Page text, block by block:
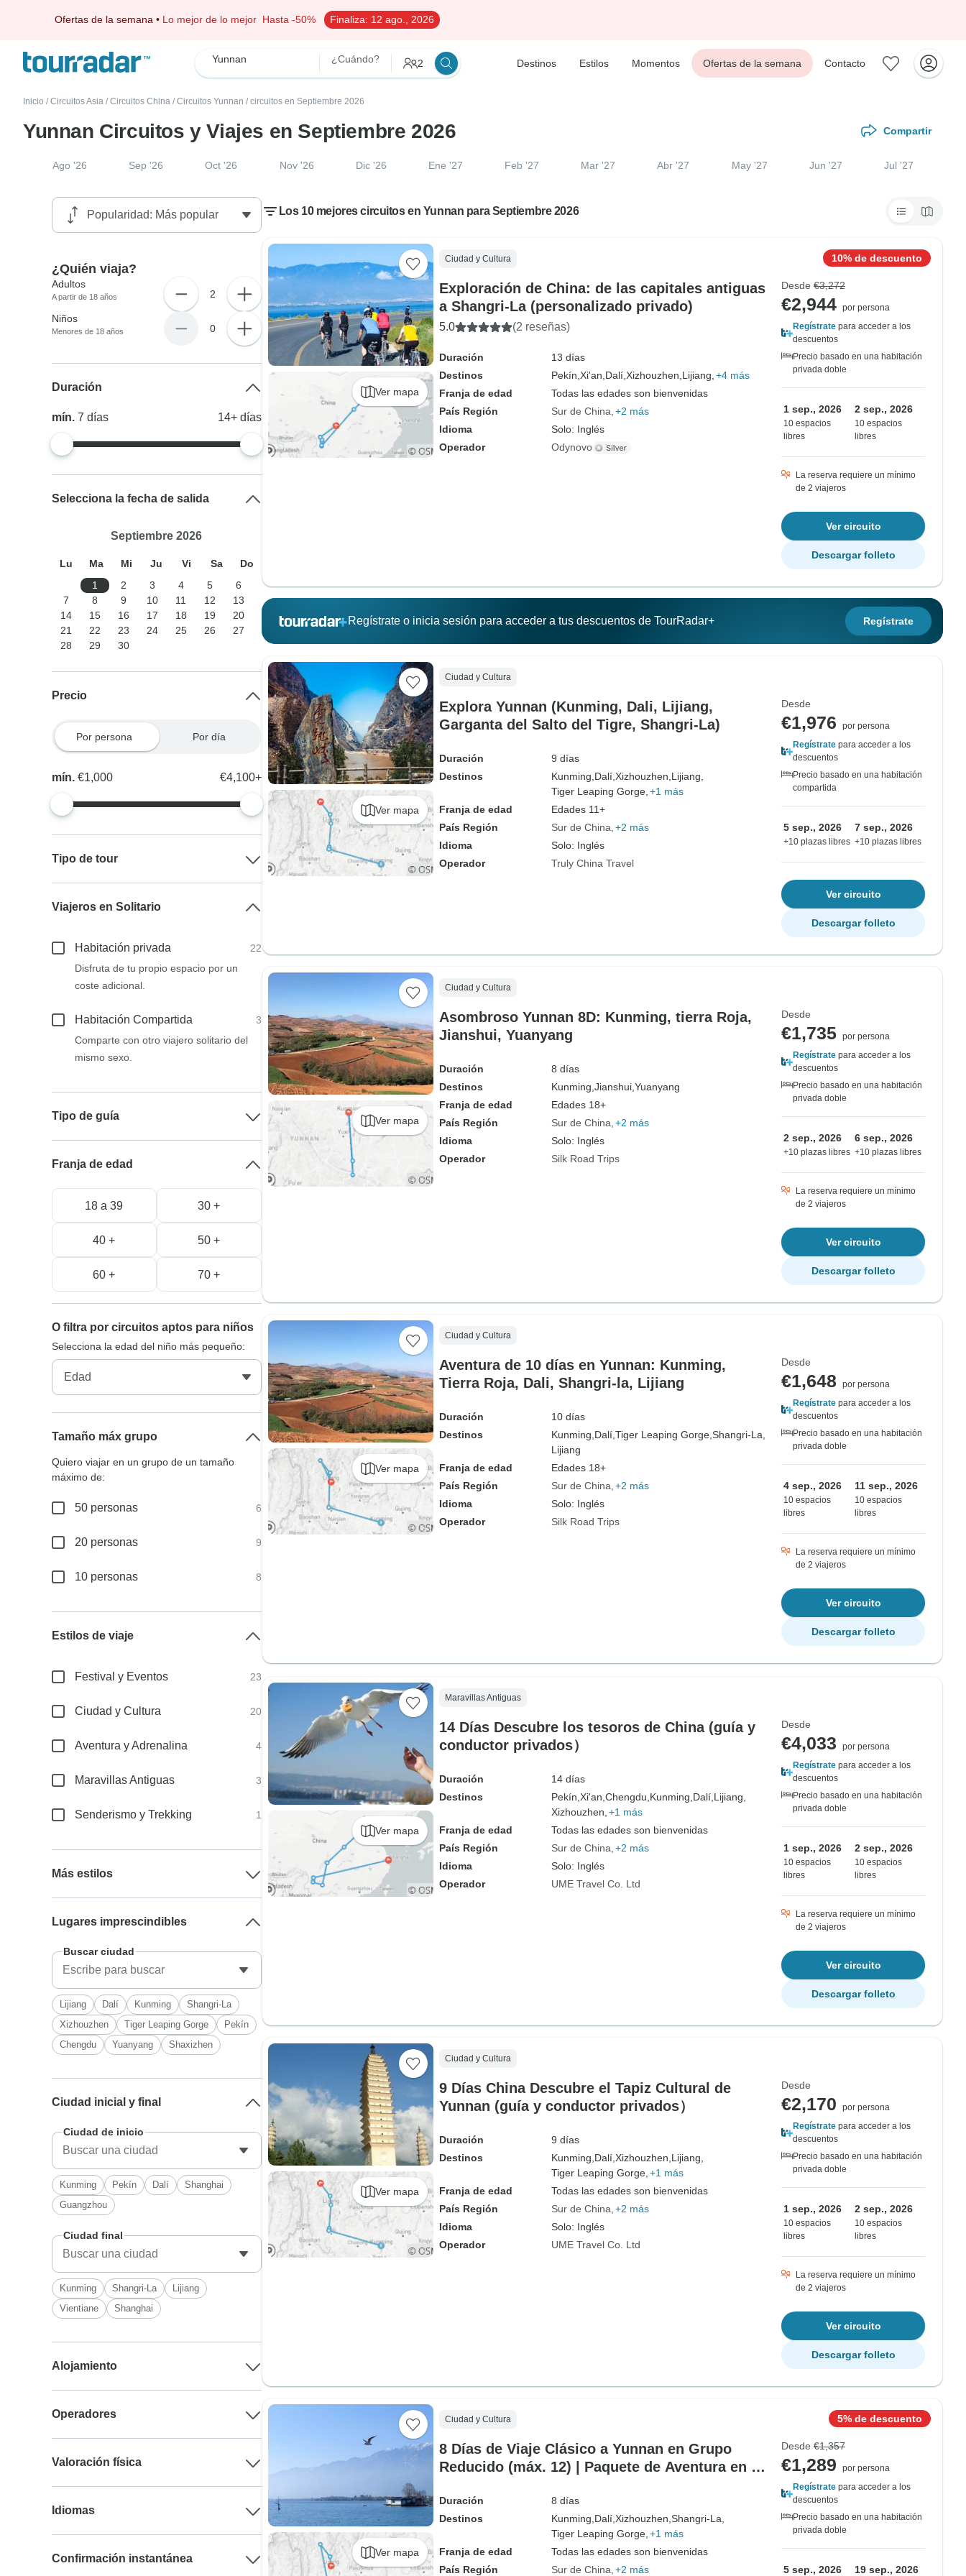
Ofertas de la semana • Lo mejor de lo mejor Hasta -50% Finaliza: 12 ago., 2026
Yunnan ¿Cuándo? 2 Destinos Estilos Momentos Ofertas de la semana Contacto
Inicio / Circuitos Asia / Circuitos China / Circuitos Yunnan / circuitos en Septiembre 2026
Yunnan Circuitos y Viajes en Septiembre 2026 Compartir
Ago '26 Sep '26 Oct '26 Nov '26 Dic '26 Ene '27 Feb '27 Mar '27 Abr '27 May '27 Jun '27 Jul '27
Los 10 mejores circuitos en Yunnan para Septiembre 2026
Ver mapa
Ciudad y Cultura
Exploración de China: de las capitales antiguas
a Shangri-La (personalizado privado)
5.0 (2 reseñas)
Duración
13 días
Destinos
Pekín, Xi'an, Dalí, Xizhouzhen, Lijiang, +4 más
Franja de edad
Todas las edades son bienvenidas
País Región
Sur de China +2 más
Idioma
Solo: Inglés
Operador
Odynovo
10% de descuento
Desde €3,272
€2,944 por persona
Regístrate para acceder a los
descuentos
Precio basado en una habitación
privada doble
1 sep., 2026
10 espacios
libres
2 sep., 2026
10 espacios
libres
La reserva requiere un mínimo
de 2 viajeros
Ver circuito
Descargar folleto
Regístrate o inicia sesión para acceder a tus descuentos de TourRadar+ Regístrate
Ver mapa
Ciudad y Cultura
Explora Yunnan (Kunming, Dali, Lijiang,
Garganta del Salto del Tigre, Shangri-La)
Duración
9 días
Destinos
Kunming, Dalí, Xizhouzhen, Lijiang,
Tiger Leaping Gorge, +1 más
Franja de edad
Edades 11+
País Región
Sur de China +2 más
Idioma
Solo: Inglés
Operador
Truly China Travel
Desde
€1,976
por persona
Regístrate para acceder a los
descuentos
Precio basado en una habitación
compartida
5 sep., 2026
+10 plazas libres
7 sep., 2026
+10 plazas libres
Ver circuito
Descargar folleto
Ver mapa
Ciudad y Cultura
Asombroso Yunnan 8D: Kunming, tierra Roja,
Jianshui, Yuanyang
Duración
8 días
Destinos
Kunming, Jianshui, Yuanyang
Franja de edad
Edades 18+
País Región
Sur de China +2 más
Idioma
Solo: Inglés
Operador
Silk Road Trips
Desde
€1,735 por persona
Regístrate para acceder a los
descuentos
Precio basado en una habitación
privada doble
2 sep., 2026
+10 plazas libres
6 sep., 2026
+10 plazas libres
La reserva requiere un mínimo
de 2 viajeros
Ver circuito
Descargar folleto
Ver mapa
Ciudad y Cultura
Aventura de 10 días en Yunnan: Kunming,
Tierra Roja, Dali, Shangri-la, Lijiang
Duración
10 días
Destinos
Kunming, Dalí, Tiger Leaping Gorge, Shangri-La,
Lijiang
Franja de edad
Edades 18+
País Región
Sur de China +2 más
Idioma
Solo: Inglés
Operador
Silk Road Trips
Desde
€1,648
por persona
Regístrate para acceder a los
descuentos
Precio basado en una habitación
privada doble
4 sep., 2026
10 espacios
libres
11 sep., 2026
10 espacios
libres
La reserva requiere un mínimo
de 2 viajeros
Ver circuito
Descargar folleto
Ver mapa
Maravillas Antiguas
14 Días Descubre los tesoros de China (guía y
conductor privados）
Duración
14 días
Destinos
Pekín, Xi'an, Chengdu, Kunming, Dalí, Lijiang,
Xizhouzhen, +1 más
Franja de edad
Todas las edades son bienvenidas
País Región
Sur de China +2 más
Idioma
Solo: Inglés
Operador
UME Travel Co. Ltd
Desde
€4,033
por persona
Regístrate para acceder a los
descuentos
Precio basado en una habitación
privada doble
1 sep., 2026
10 espacios
libres
2 sep., 2026
10 espacios
libres
La reserva requiere un mínimo
de 2 viajeros
Ver circuito
Descargar folleto
Ver mapa
Ciudad y Cultura
9 Días China Descubre el Tapiz Cultural de
Yunnan (guía y conductor privados）
Duración
9 días
Destinos
Kunming, Dalí, Xizhouzhen, Lijiang,
Tiger Leaping Gorge, +1 más
Franja de edad
Todas las edades son bienvenidas
País Región
Sur de China +2 más
Idioma
Solo: Inglés
Operador
UME Travel Co. Ltd
Desde
€2,170
por persona
Regístrate para acceder a los
descuentos
Precio basado en una habitación
privada doble
1 sep., 2026
10 espacios
libres
2 sep., 2026
10 espacios
libres
La reserva requiere un mínimo
de 2 viajeros
Ver circuito
Descargar folleto
Ver mapa
Ciudad y Cultura
8 Días de Viaje Clásico a Yunnan en Grupo
Reducido (máx. 12) | Paquete de Aventura en el
Duración
8 días
Destinos
Kunming, Dalí, Xizhouzhen, Shangri-La,
Tiger Leaping Gorge, +1 más
Franja de edad
Todas las edades son bienvenidas
País Región
Sur de China +2 más
5% de descuento
Desde €1,357
€1,289
por persona
Regístrate para acceder a los
descuentos
Precio basado en una habitación
privada doble
5 sep., 2026 19 sep., 2026
¿Quién viaja?
Adultos
A partir de 18 años 2
Niños
Menores de 18 años 0
Duración
mín.7días 14+ días
Selecciona la fecha de salida
Septiembre 2026
Lu Ma Mi Ju Vi Sa
Do
1
2 3 4 5
6
7
8 9 10 11 12
13
14
15 16 17 18 19
20
21
22 23 24 25 26
27
28
29 30
Precio
Por persona Por día
mín.€1,000 €4,100+
Tipo de tour
Viajeros en Solitario
Habitación privada
22
Disfruta de tu propio espacio por un
coste adicional.
Habitación Compartida
3
Comparte con otro viajero solitario del
mismo sexo.
Tipo de guía
Franja de edad
18 a 39 30 +
40 + 50 +
60 + 70 +
O filtra por circuitos aptos para niños
Selecciona la edad del niño más pequeño:
Tamaño máx grupo
Quiero viajar en un grupo de un tamaño
máximo de:
50 personas 6
20 personas 9
10 personas 8
Estilos de viaje
Festival y Eventos 23
Ciudad y Cultura 20
Aventura y Adrenalina 4
Maravillas Antiguas 3
Senderismo y Trekking 1
Más estilos
Lugares imprescindibles
Buscar ciudad
Lijiang Dalí Kunming
Shangri-La
Xizhouzhen
Tiger Leaping Gorge
Pekín
Chengdu
Yuanyang Shaxizhen
Ciudad inicial y final
Ciudad de inicio
Kunming Pekín Dalí
Shanghai
Guangzhou
Ciudad final
Kunming Shangri-La
Lijiang
Vientiane
Shanghai
Alojamiento
Operadores
Valoración física
Idiomas
Confirmación instantánea